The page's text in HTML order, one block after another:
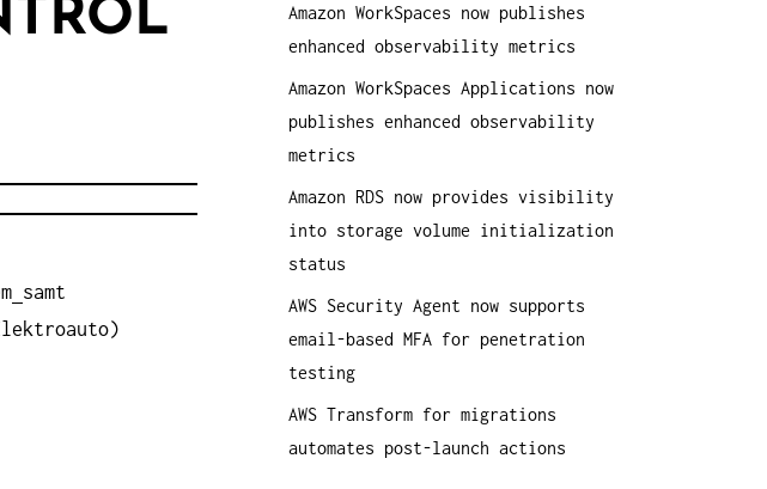
samt
a
c
h
:
Amazon WorkSpaces now publishes
enhanced observability metrics
Amazon WorkSpaces Applications now
publishes enhanced observability
metrics
Amazon RDS now provides visibility
into storage volume initialization
status
AWS Security Agent now supports
email-based MFA for penetration
testing
AWS Transform for migrations
automates post-launch actions